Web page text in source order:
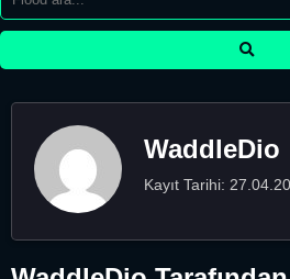
WaddleDio
Kayıt Tarihi: